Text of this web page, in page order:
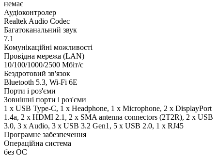
немає
Аудіоконтролер
Realtek Audio Codec
Багатоканальний звук
7.1
Комунікаційні можливості
Провідна мережа (LAN)
10/100/1000/2500 Мбіт/с
Бездротовий зв'язок
Bluetooth 5.3, Wi-Fi 6E
Порти і роз'єми
Зовнішні порти і роз'єми
1 x USB Type-C, 1 x Нeadphone, 1 х Microphone, 2 x DisplayPort
1.4a, 2 x HDMI 2.1, 2 x SMA antenna connectors (2T2R), 2 x USB
3.0, 3 x Audio, 3 x USB 3.2 Gen1, 5 x USB 2.0, 1 x RJ45
Програмне забезпечення
Операційна система
без ОС